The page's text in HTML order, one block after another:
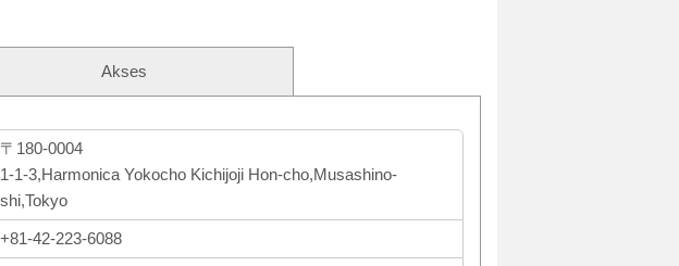
Akses
〒180-0004
1-1-3,Harmonica Yokocho Kichijoji Hon-cho,Musashino-
shi,Tokyo
+81-42-223-6088